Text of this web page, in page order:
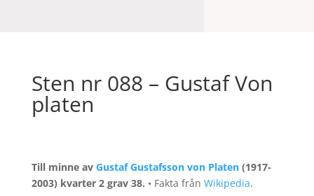
Sten nr 088 – Gustaf Von
platen
Till minne av Gustaf Gustafsson von Platen(1917-
2003) kvarter 2 grav 38. • Fakta från Wikipedia.